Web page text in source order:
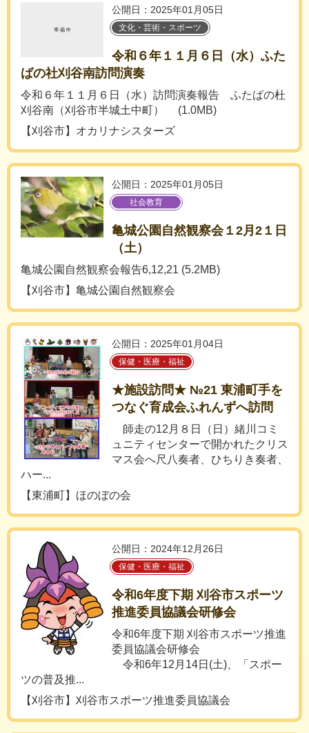
公開日：2025年01月05日
文化・芸術・スポーツ
令和６年１１月６日（水）ふた
ばの社刈谷南訪問演奏
令和６年１１月６日（水）訪問演奏報告 ふたばの杜
刈谷南（刈谷市半城土中町） (1.0MB)
【刈谷市】オカリナシスターズ
公開日：2025年01月05日
社会教育
亀城公園自然観察会１2月2１日
（土）
亀城公園自然観察会報告6,12,21 (5.2MB)
【刈谷市】亀城公園自然観察会
公開日：2025年01月04日
保健・医療・福祉
★施設訪問★ №21 東浦町手を
つなぐ育成会ふれんずへ訪問
師走の12月８日（日）緒川コミ
ュニティセンターで開かれたクリス
マス会へ尺八奏者、ひちりき奏者、
ハー...
【東浦町】ほのぼの会
公開日：2024年12月26日
保健・医療・福祉
令和6年度下期 刈谷市スポーツ
推進委員協議会研修会
令和6年度下期 刈谷市スポーツ推進
委員協議会研修会
令和6年12月14日(土)、「スポー
ツの普及推...
【刈谷市】刈谷市スポーツ推進委員協議会